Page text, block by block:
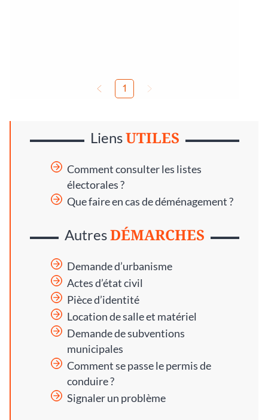
LiensUTILES
Comment consulter les listes
électorales ?
Que faire en cas de déménagement ?
AutresDÉMARCHES
Demande d’urbanisme
Actes d’état civil
Pièce d’identité
Location de salle et matériel
Demande de subventions
municipales
Comment se passe le permis de
conduire ?
Signaler un problème